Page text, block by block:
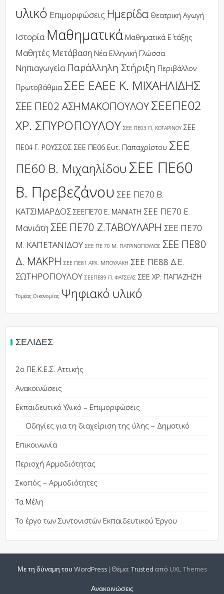
υλικό Επιμορφώσεις Ημερίδα Θεατρική Αγωγή
Ιστορία Μαθηματικά Μαθηματικά Ε΄ τάξης
Μαθητές Μετάβαση Νέα Ελληνική Γλώσσα
Νηπιαγωγεία Παράλληλη Στήριξη Περιβάλλον
Πρωτοβάθμια ΣΕΕ ΕΑΕΕ Κ. ΜΙΧΑΗΛΙΔΗΣ
ΣΕΕ ΠΕ02 ΑΣΗΜΑΚΟΠΟΥΛΟΥΣΕΕΠΕ02
ΧΡ. ΣΠΥΡΟΠΟΥΛΟΥ ΣΕΕ ΠΕ03 Π. ΚΟΤΑΡΙΝΟΥ ΣΕΕ
ΠΕ04 Γ. ΡΟΥΣΣΟΣ ΣΕΕ ΠΕ06 Ευτ. Παπαχρίστου ΣΕΕ
ΠΕ60 Β. Μιχαηλίδου ΣΕΕ ΠΕ60
Β. Πρεβεζάνου ΣΕΕ ΠΕ70 Β.
ΚΑΤΣΙΜΑΡΔΟΣ ΣΕΕΠΕ70 Ε. ΜΑΝΙΑΤΗ ΣΕΕ ΠΕ70 Ε.
Μανιάτη ΣΕΕ ΠΕ70 Ζ.ΤΑΒΟΥΛΑΡΗ ΣΕΕ ΠΕ70
Μ. ΚΑΠΕΤΑΝΙΔΟΥ ΣΕΕ ΠΕ 70 Μ. ΠΑΤΡΙΝΟΠΟΥΛΟΣ ΣΕΕ ΠΕ80
Δ. ΜΑΚΡΗ ΣΕΕ ΠΕ81 ΑΡΧ. ΜΠΟΥΛΑΚΗ ΣΕΕ ΠΕ88 Δ.Ε.
ΣΩΤΗΡΟΠΟΥΛΟΥ ΣΕΕΠΕ89 Π. ΦΑΤΣΕΑΣ ΣΕΕ ΧΡ. ΠΑΠΑΖΗΖΗ
Τομέας Οικονομίας Ψηφιακό υλικό
ΣΕΛΊΔΕΣ
2ο ΠΕ.Κ.Ε.Σ. Αττικής
Ανακοινώσεις
Εκπαιδευτικό Υλικό – Επιμορφώσεις
Οδηγίες για τη διαχείριση της ύλης – Δημοτικό
Επικοινωνία
Περιοχή Αρμοδιότητας
Σκοπός – Αρμοδιότητες
Τα Μέλη
Το έργο των Συντονιστών Εκπαιδευτικού Έργου
Με τη δύναμη του WordPress|Θέμα:Trustedαπό UXL Themes
Ανακοινώσεις